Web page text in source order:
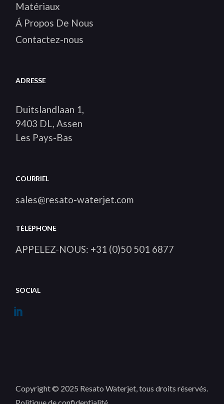
Matériaux
Á Propos De Nous
Contactez-nous
ADRESSE
Duitslandlaan 1,
9403 DL, Assen
Les Pays-Bas
COURRIEL
sales@resato-waterjet.com
TÉLÉPHONE
APPELEZ-NOUS: +31 (0)50 501 6877
SOCIAL
Copyright © 2025 Resato Waterjet, tous droits réservés.